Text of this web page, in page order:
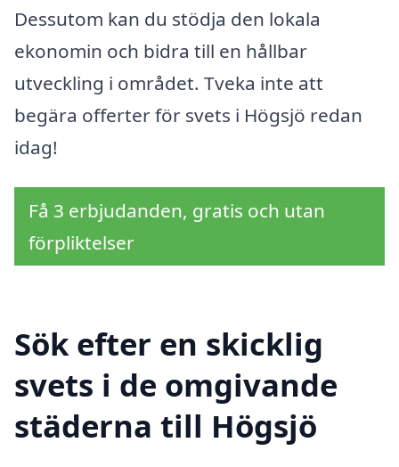
Dessutom kan du stödja den lokala
ekonomin och bidra till en hållbar
utveckling i området. Tveka inte att
begära offerter för svets i Högsjö redan
idag!
Få 3 erbjudanden, gratis och utan
förpliktelser
Sök efter en skicklig
svets i de omgivande
städerna till Högsjö